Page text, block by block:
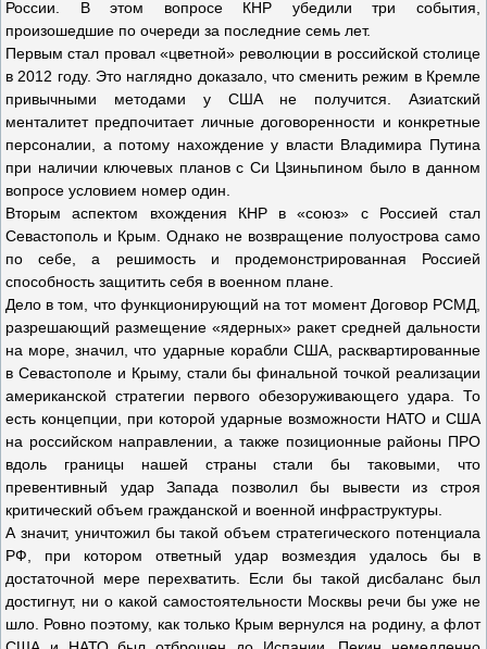
России. В этом вопросе КНР убедили три события,
произошедшие по очереди за последние семь лет.
Первым стал провал «цветной» революции в российской столице
в 2012 году. Это наглядно доказало, что сменить режим в Кремле
привычными методами у США не получится. Азиатский
менталитет предпочитает личные договоренности и конкретные
персоналии, а потому нахождение у власти Владимира Путина
при наличии ключевых планов с Си Цзиньпином было в данном
вопросе условием номер один.
Вторым аспектом вхождения КНР в «союз» с Россией стал
Севастополь и Крым. Однако не возвращение полуострова само
по себе, а решимость и продемонстрированная Россией
способность защитить себя в военном плане.
Дело в том, что функционирующий на тот момент Договор РСМД,
разрешающий размещение «ядерных» ракет средней дальности
на море, значил, что ударные корабли США, расквартированные
в Севастополе и Крыму, стали бы финальной точкой реализации
американской стратегии первого обезоруживающего удара. То
есть концепции, при которой ударные возможности НАТО и США
на российском направлении, а также позиционные районы ПРО
вдоль границы нашей страны стали бы таковыми, что
превентивный удар Запада позволил бы вывести из строя
критический объем гражданской и военной инфраструктуры.
А значит, уничтожил бы такой объем стратегического потенциала
РФ, при котором ответный удар возмездия удалось бы в
достаточной мере перехватить. Если бы такой дисбаланс был
достигнут, ни о какой самостоятельности Москвы речи бы уже не
шло. Ровно поэтому, как только Крым вернулся на родину, а флот